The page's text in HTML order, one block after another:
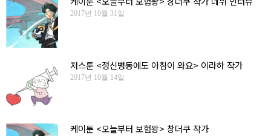
2017년 10월 31일
저스툰 <정신병동에도 아침이 와요> 이라하 작가
2017년 10월 14일
케이툰 <오늘부터 보험왕> 창더쿠 작가